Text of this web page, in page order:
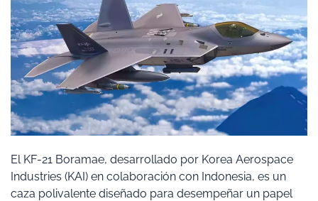
El KF-21 Boramae, desarrollado por Korea Aerospace
Industries (KAI) en colaboración con Indonesia, es un
caza polivalente diseñado para desempeñar un papel